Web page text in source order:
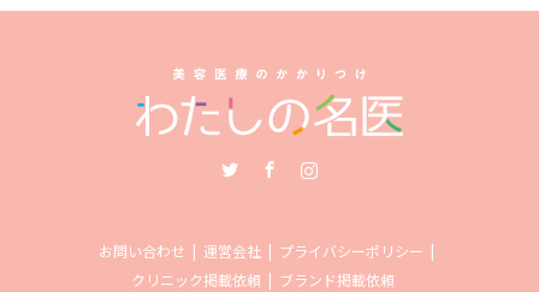
お問い合わせ 運営会社
プライバシーポリシー
クリニック掲載依頼
ブランド掲載依頼